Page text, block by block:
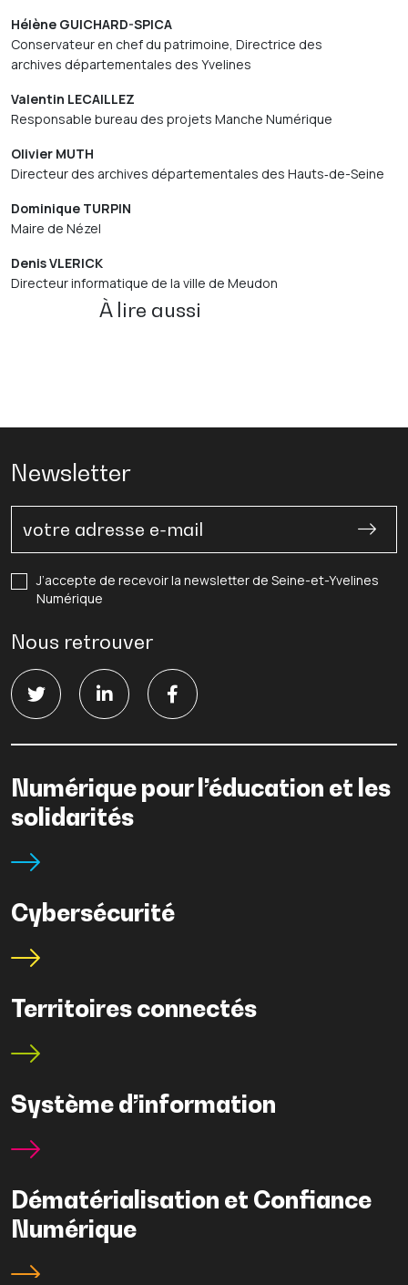
Hélène GUICHARD-SPICA
Conservateur en chef du patrimoine, Directrice des
archives départementales des Yvelines
Valentin LECAILLEZ
Responsable bureau des projets Manche Numérique
Olivier MUTH
Directeur des archives départementales des Hauts‑de-Seine
Dominique TURPIN
Maire de Nézel
Denis VLERICK
Directeur informatique de la ville de Meudon
À lire aussi
Newsletter
J’accepte de recevoir la newsletter de Seine-et-Yvelines
Numérique
Nous retrouver
Numérique pour l’éducation et les
solidarités
Cybersécurité
Territoires connectés
Système d’information
Dématérialisation et Confiance
Numérique